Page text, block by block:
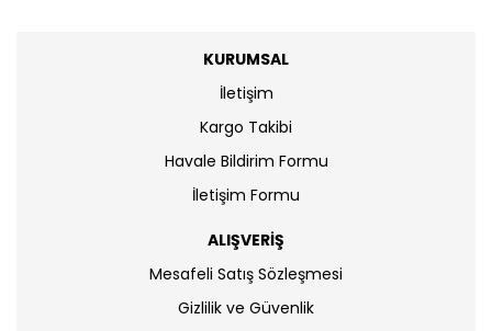
KURUMSAL
İletişim
Kargo Takibi
Havale Bildirim Formu
İletişim Formu
ALIŞVERİŞ
Mesafeli Satış Sözleşmesi
Gizlilik ve Güvenlik